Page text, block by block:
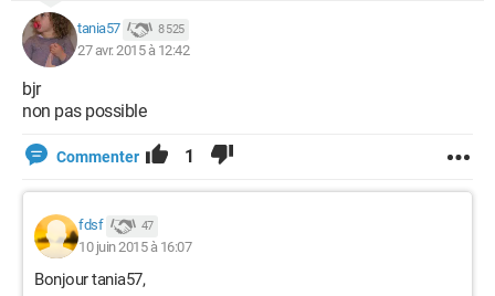
tania57 8 525
27 avr. 2015 à 12:42
bjr
non pas possible
Commenter 1
fdsf 47
10 juin 2015 à 16:07
Bonjour tania57,